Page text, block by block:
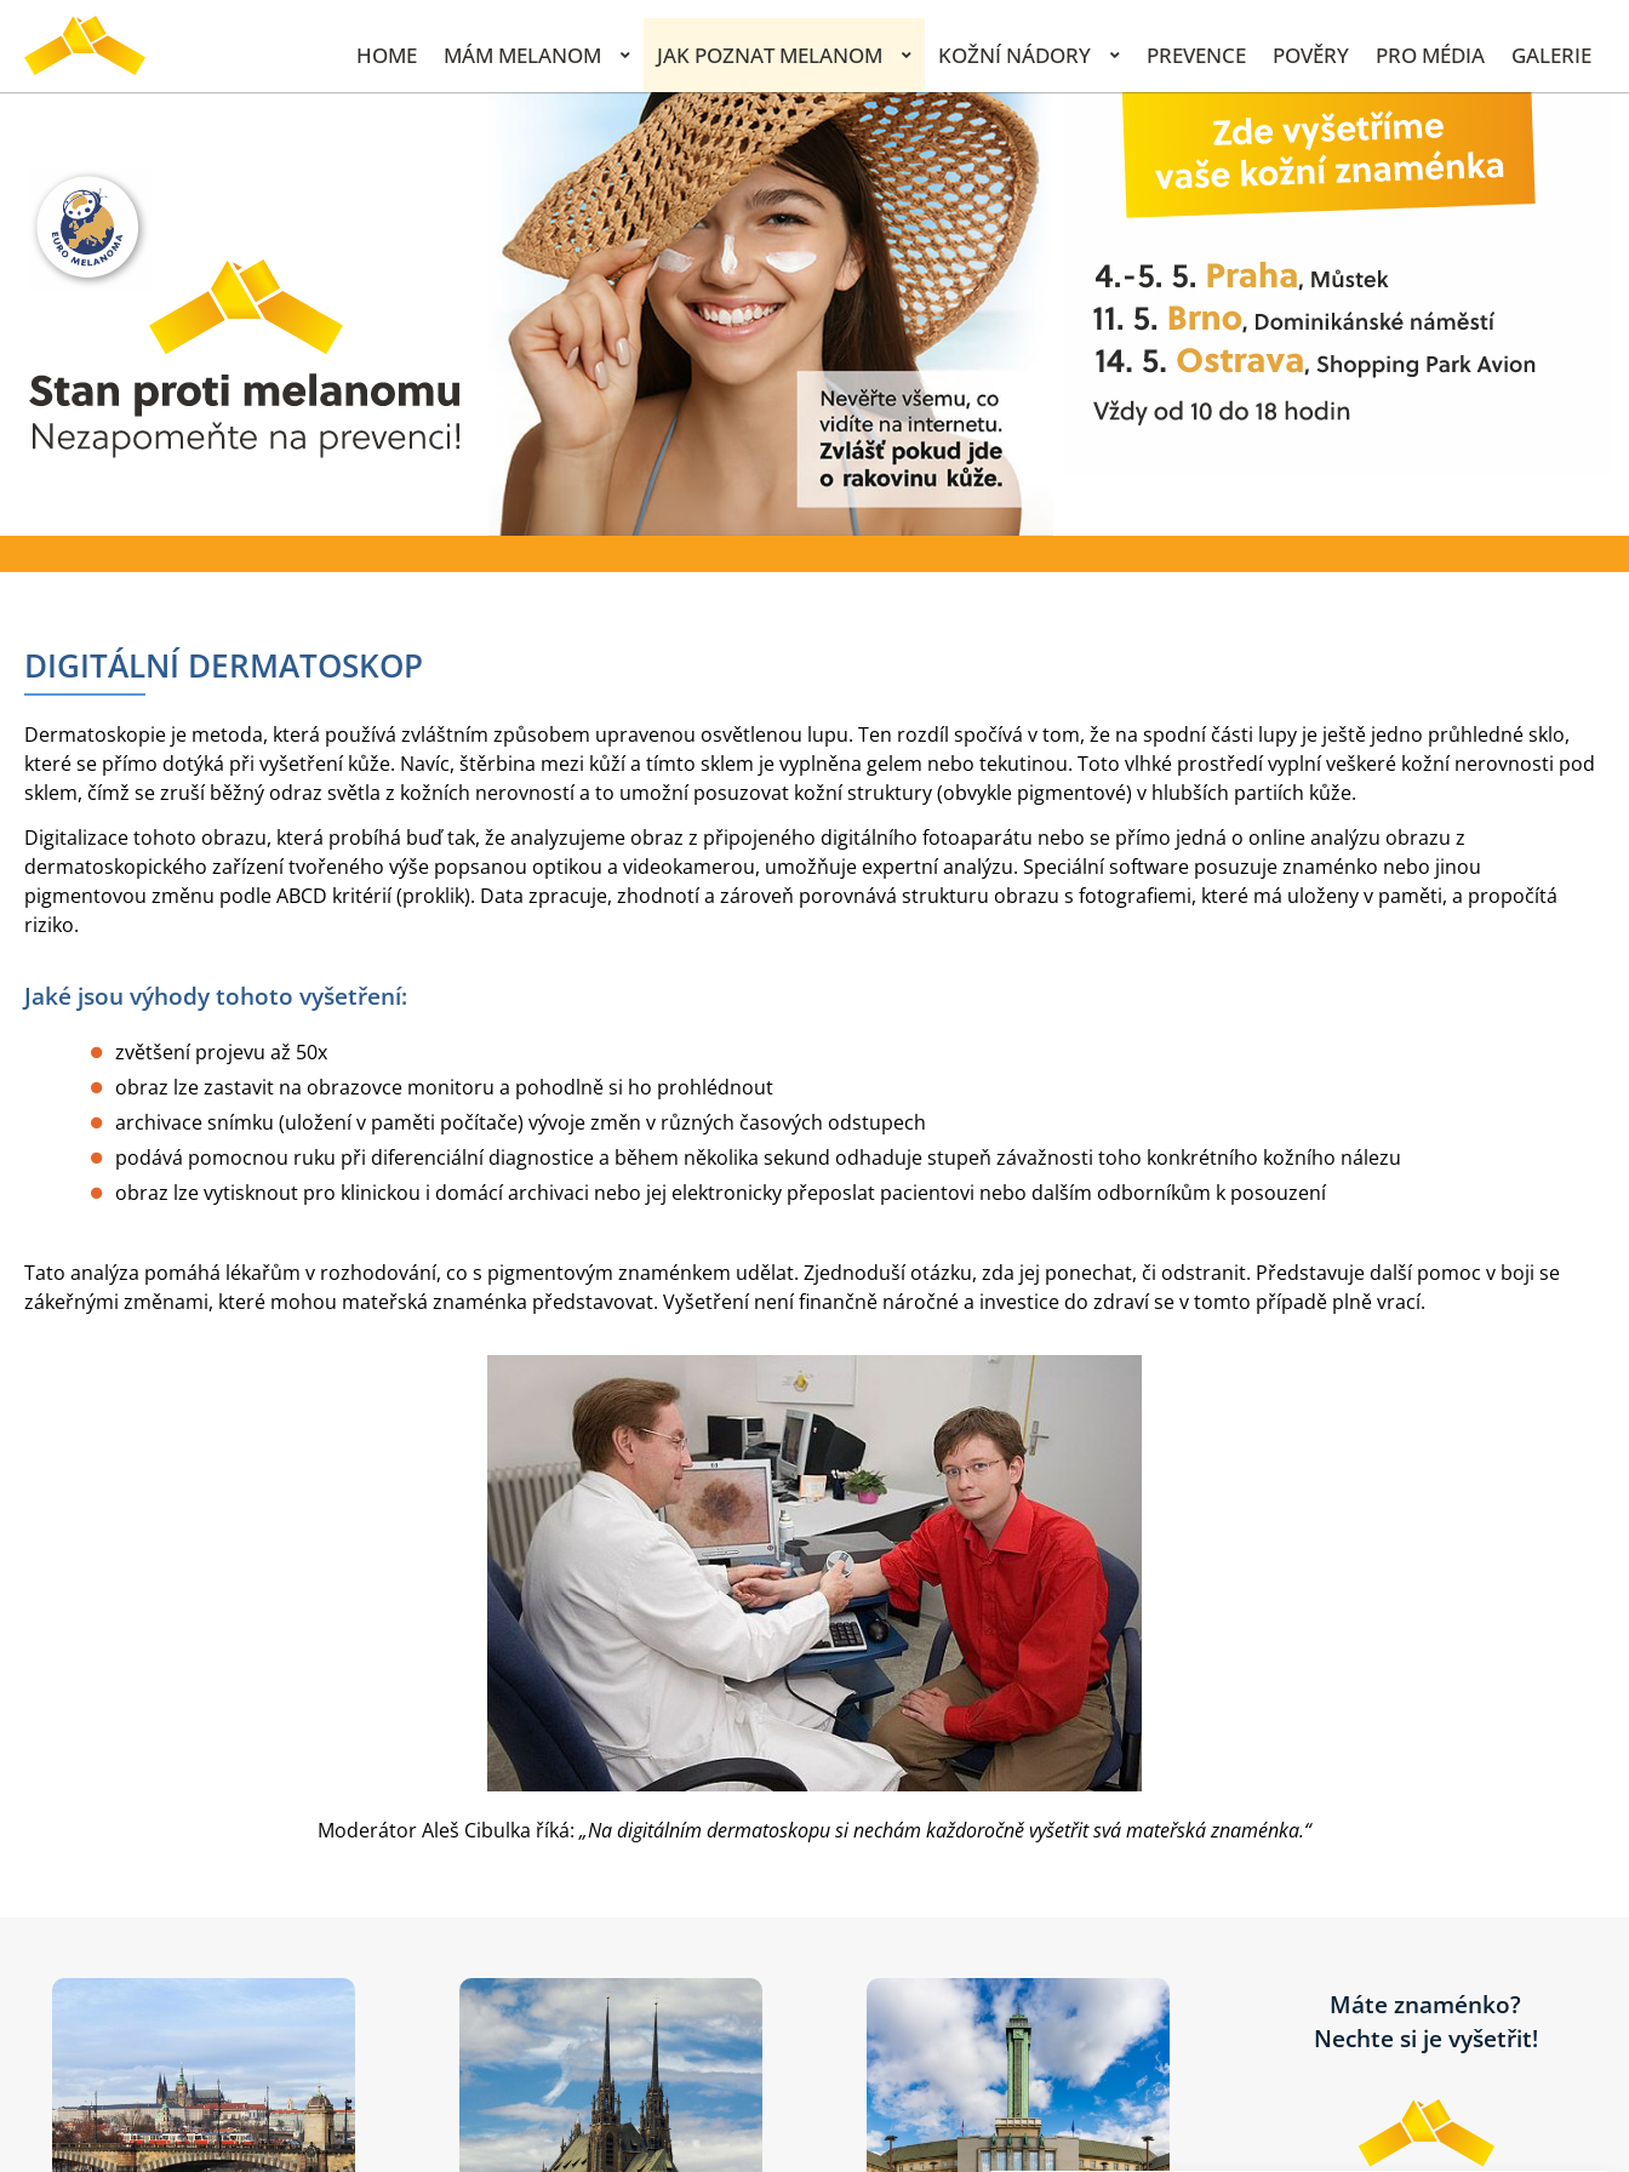
HOME MÁM MELANOM JAK POZNAT MELANOM KOŽNÍ NÁDORY PREVENCE POVĚRY PRO MÉDIA GALERIE
.
DIGITÁLNÍ DERMATOSKOP
Dermatoskopie je metoda, která používá zvláštním způsobem upravenou osvětlenou lupu. Ten rozdíl spočívá v tom, že na spodní části lupy je ještě jedno průhledné sklo,
které se přímo dotýká při vyšetření kůže. Navíc, štěrbina mezi kůží a tímto sklem je vyplněna gelem nebo tekutinou. Toto vlhké prostředí vyplní veškeré kožní nerovnosti pod
sklem, čímž se zruší běžný odraz světla z kožních nerovností a to umožní posuzovat kožní struktury (obvykle pigmentové) v hlubších partiích kůže.
Digitalizace tohoto obrazu, která probíhá buď tak, že analyzujeme obraz z připojeného digitálního fotoaparátu nebo se přímo jedná o online analýzu obrazu z
dermatoskopického zařízení tvořeného výše popsanou optikou a videokamerou, umožňuje expertní analýzu. Speciální software posuzuje znaménko nebo jinou
pigmentovou změnu podle ABCD kritérií (proklik). Data zpracuje, zhodnotí a zároveň porovnává strukturu obrazu s fotografiemi, které má uloženy v paměti, a propočítá
riziko.
Jaké jsou výhody tohoto vyšetření:
zvětšení projevu až 50x
obraz lze zastavit na obrazovce monitoru a pohodlně si ho prohlédnout
archivace snímku (uložení v paměti počítače) vývoje změn v různých časových odstupech
podává pomocnou ruku při diferenciální diagnostice a během několika sekund odhaduje stupeň závažnosti toho konkrétního kožního nálezu
obraz lze vytisknout pro klinickou i domácí archivaci nebo jej elektronicky přeposlat pacientovi nebo dalším odborníkům k posouzení
Tato analýza pomáhá lékařům v rozhodování, co s pigmentovým znaménkem udělat. Zjednoduší otázku, zda jej ponechat, či odstranit. Představuje další pomoc v boji se
zákeřnými změnami, které mohou mateřská znaménka představovat. Vyšetření není finančně náročné a investice do zdraví se v tomto případě plně vrací.
Moderátor Aleš Cibulka říká:„Na digitálním dermatoskopu si nechám každoročně vyšetřit svá mateřská znaménka.“
Máte znaménko?
Nechte si je vyšetřit!